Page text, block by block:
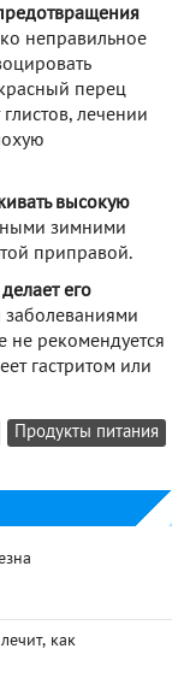
неправильное
перец
лечении
высокую
зимними
приправой.
его
не рекомендуется
гастритом или
Продукты питания
как